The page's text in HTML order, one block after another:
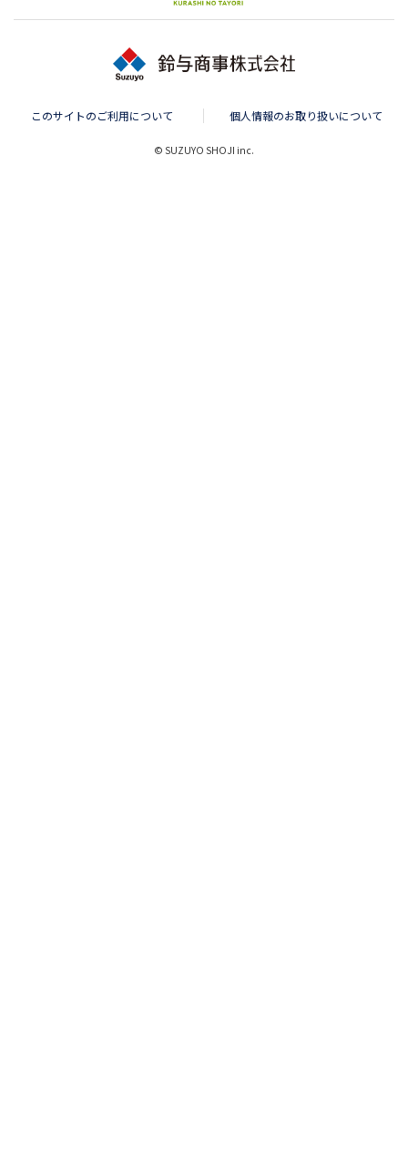
このサイトのご利用について 個人情報のお取り扱いについて
© SUZUYO SHOJI inc.